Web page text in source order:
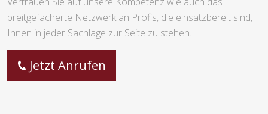
breitgefächerte Netzwerk an Profis, die einsatzbereit sind,
Ihnen in jeder Sachlage zur Seite zu stehen.
Jetzt Anrufen